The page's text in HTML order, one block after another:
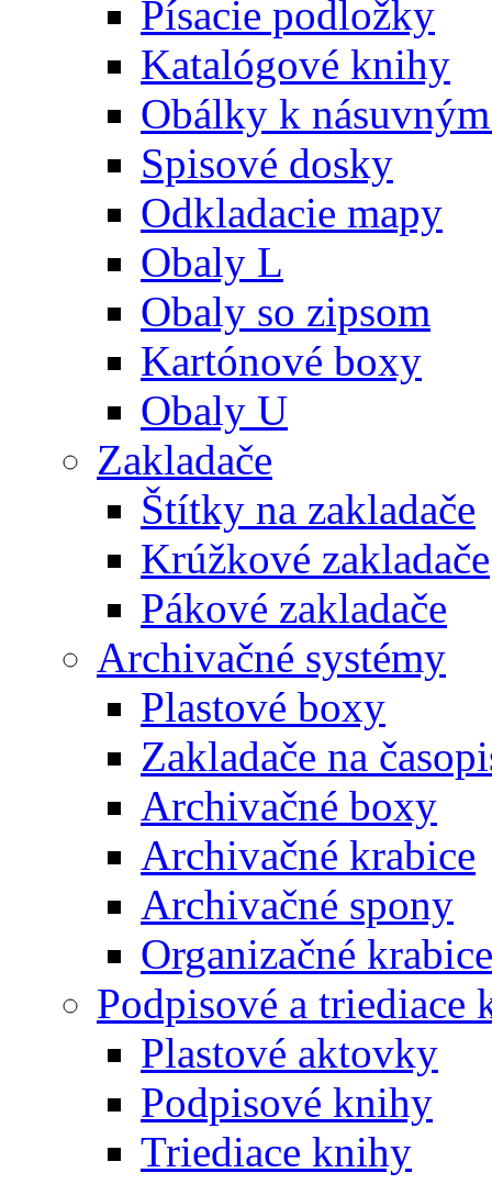
Písacie podložky
Katalógové knihy
Obálky k
Spisové dosky
Odkladacie mapy
Obaly L
Obaly so zipsom
Kartónové boxy
Obaly U
Zakladače
Štítky na zakladače
Krúžkové zakladače
Pákové zakladače
Archivačné systémy
Plastové boxy
Zakladače na
Archivačné boxy
Archivačné krabice
Archivačné spony
Organizačné
Podpisové a triediace
Plastové aktovky
Podpisové knihy
Triediace knihy